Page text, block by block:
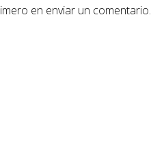
en enviar un comentario.